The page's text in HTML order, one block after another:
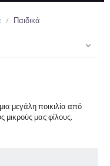
/ Παιδικά
μεγάλη ποικιλία από
μικρούς μας φίλους.